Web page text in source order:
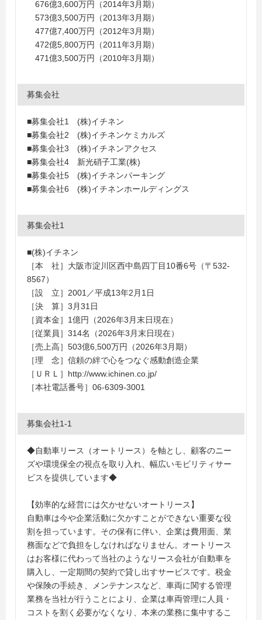
676億3,600万円（2014年3月期）
573億3,500万円（2013年3月期）
477億7,400万円（2012年3月期）
472億5,800万円（2011年3月期）
471億3,500万円（2010年3月期）
募集会社
■募集会社1 (株)イチネン
■募集会社2 (株)イチネンケミカルズ
■募集会社3 (株)イチネンアクセス
■募集会社4 新光硝子工業(株)
■募集会社5 (株)イチネンパーキング
■募集会社6 (株)イチネンホールディングス
募集会社1
■(株)イチネン
［本 社］大阪市淀川区西中島四丁目10番6号（〒532-
8567）
［設 立］2001／平成13年2月1日
［決 算］3月31日
［資本金］1億円（2026年3月末日現在）
［従業員］314名（2026年3月末日現在）
［売上高］503億6,500万円（2026年3月期）
［理 念］信頼の絆で心をつなぐ感動創造企業
［ＵＲＬ］http://www.ichinen.co.jp/
［本社電話番号］06-6309-3001
募集会社1-1
◆自動車リース（オートリース）を軸とし、顧客のニー
ズや環境保全の視点を取り入れ、幅広いモビリティサー
ビスを提供しています◆
【効率的な経営には欠かせないオートリース】
自動車は今や企業活動に欠かすことができない重要な役
割を担っています。その保有に伴い、企業は費用面、業
務面などで負担をしなければなりません。オートリース
はお客様に代わって当社のようなリース会社が自動車を
購入し、一定期間の契約で貸し出すサービスです。税金
や保険の手続き、メンテナンスなど、車両に関する管理
業務を当社が行うことにより、企業は車両管理に人員・
コストを割く必要がなくなり、本来の業務に集中するこ